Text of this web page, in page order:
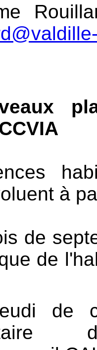
à
de
de
de